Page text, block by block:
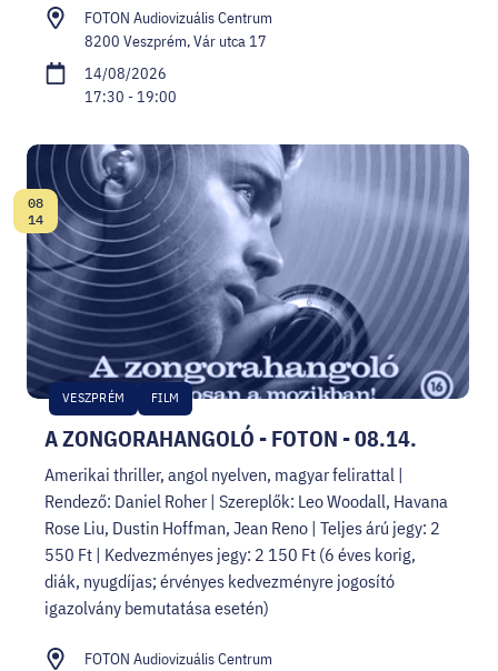
FOTON Audiovizuális Centrum
8200 Veszprém, Vár utca 17
14/08/2026
17:30 - 19:00
A ZONGORAHANGOLÓ - FOTON - 08.14.
VESZPRÉM FILM
Date:
08
14
Amerikai thriller, angol nyelven, magyar felirattal |
Rendező: Daniel Roher | Szereplők: Leo Woodall, Havana
Rose Liu, Dustin Hoffman, Jean Reno | Teljes árú jegy: 2
550 Ft | Kedvezményes jegy: 2 150 Ft (6 éves korig,
diák, nyugdíjas; érvényes kedvezményre jogosító
igazolvány bemutatása esetén)
FOTON Audiovizuális Centrum